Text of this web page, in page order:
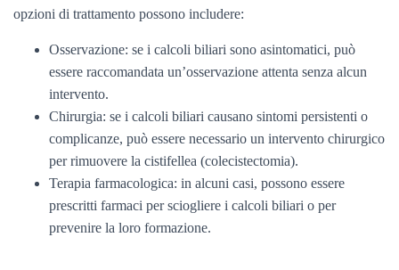
opzioni di trattamento possono includere:
Osservazione: se i calcoli biliari sono asintomatici, può
essere raccomandata un’osservazione attenta senza alcun
intervento.
Chirurgia: se i calcoli biliari causano sintomi persistenti o
complicanze, può essere necessario un intervento chirurgico
per rimuovere la cistifellea (colecistectomia).
Terapia farmacologica: in alcuni casi, possono essere
prescritti farmaci per sciogliere i calcoli biliari o per
prevenire la loro formazione.